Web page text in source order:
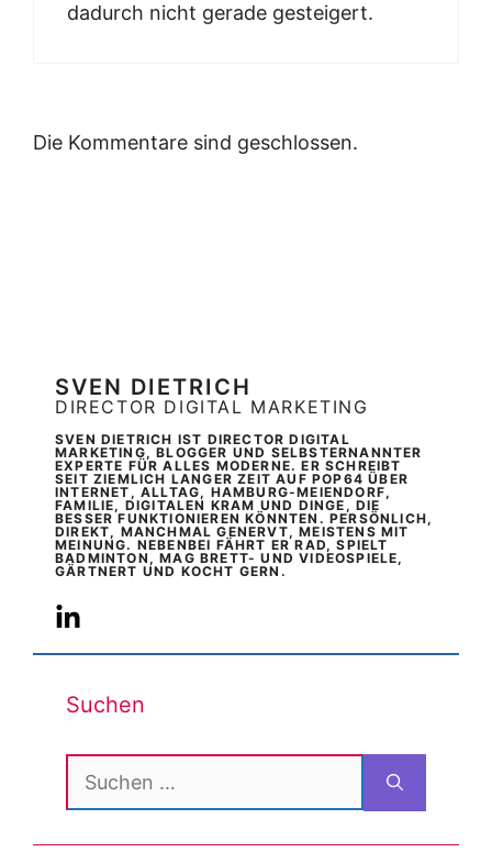
dadurch nicht gerade gesteigert.
Die Kommentare sind geschlossen.
SVEN DIETRICH
DIRECTOR DIGITAL MARKETING
SVEN DIETRICH IST DIRECTOR DIGITAL
MARKETING, BLOGGER UND SELBSTERNANNTER
EXPERTE FÜR ALLES MODERNE. ER SCHREIBT
SEIT ZIEMLICH LANGER ZEIT AUF POP64 ÜBER
INTERNET, ALLTAG, HAMBURG-MEIENDORF,
FAMILIE, DIGITALEN KRAM UND DINGE, DIE
BESSER FUNKTIONIEREN KÖNNTEN. PERSÖNLICH,
DIREKT, MANCHMAL GENERVT, MEISTENS MIT
MEINUNG. NEBENBEI FÄHRT ER RAD, SPIELT
BADMINTON, MAG BRETT- UND VIDEOSPIELE,
GÄRTNERT UND KOCHT GERN.
Suchen
Suchen
nach: